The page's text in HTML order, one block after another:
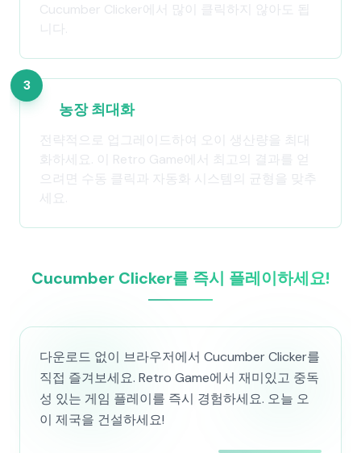
Cucumber Clicker에서 많이 클릭하지 않아도 됩
니다.
3
농장 최대화
전략적으로 업그레이드하여 오이 생산량을 최대
화하세요. 이 Retro Game에서 최고의 결과를 얻
으려면 수동 클릭과 자동화 시스템의 균형을 맞추
세요.
Cucumber Clicker를 즉시 플레이하세요!
다운로드 없이 브라우저에서 Cucumber Clicker를
직접 즐겨보세요. Retro Game에서 재미있고 중독
성 있는 게임 플레이를 즉시 경험하세요. 오늘 오
이 제국을 건설하세요!